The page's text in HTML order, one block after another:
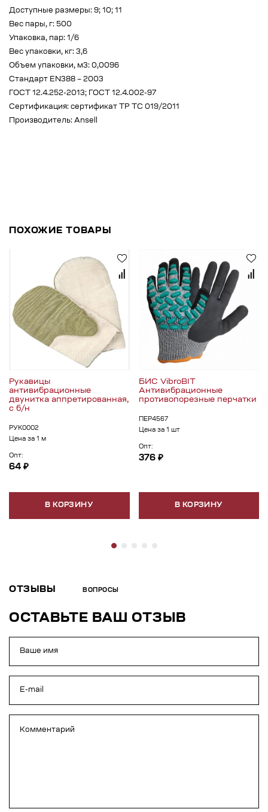
Доступные размеры: 9; 10; 11
Вес пары, г: 500
Упаковка, пар: 1/6
Вес упаковки, кг: 3,6
Объем упаковки, м3: 0,0096
Стандарт EN388 – 2003
ГОСТ 12.4.252-2013; ГОСТ 12.4.002-97
Сертификация: сертификат ТР ТС 019/2011
Производитель: Ansell
ПОХОЖИЕ ТОВАРЫ
Рукавицы
антивибрационные
двунитка аппретированная,
с б/н
РУК0002
Цена за 1 м
Опт:
64 ₽
В КОРЗИНУ
БИС VibroBIT
Антивибрационные
противопорезные перчатки
ПЕР4567
Цена за 1 шт
Опт:
376 ₽
В КОРЗИНУ
ОТЗЫВЫ ВОПРОСЫ
ОСТАВЬТЕ ВАШ ОТЗЫВ